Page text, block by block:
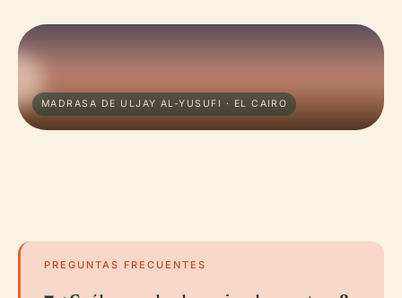
MADRASA DE ULJAY AL-YUSUFI · EL CAIRO
PREGUNTAS FRECUENTES